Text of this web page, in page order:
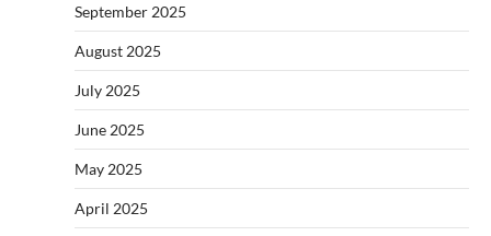
September 2025
August 2025
July 2025
June 2025
May 2025
April 2025